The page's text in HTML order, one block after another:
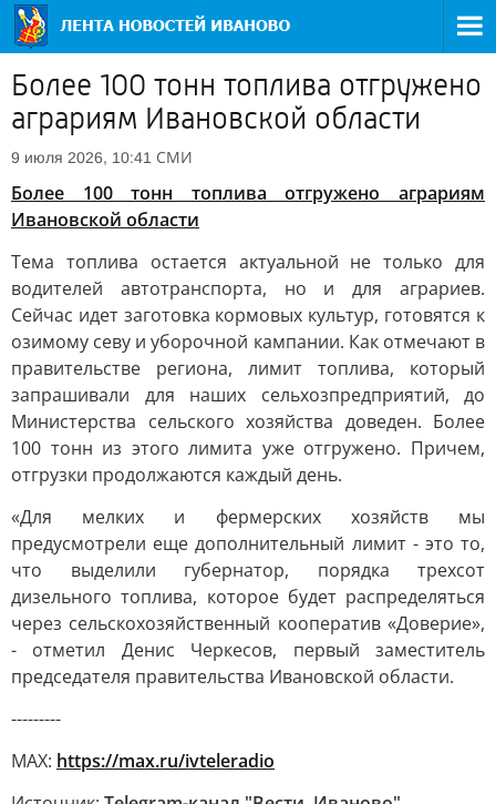
Более 100 тонн топлива отгружено
аграриям Ивановской области
9 июля 2026, 10:41 СМИ
Более 100 тонн топлива отгружено аграриям
Ивановской области
Тема топлива остается актуальной не только для
водителей автотранспорта, но и для аграриев.
Сейчас идет заготовка кормовых культур, готовятся к
озимому севу и уборочной кампании. Как отмечают в
правительстве региона, лимит топлива, который
запрашивали для наших сельхозпредприятий, до
Министерства сельского хозяйства доведен. Более
100 тонн из этого лимита уже отгружено. Причем,
отгрузки продолжаются каждый день.
«Для мелких и фермерских хозяйств мы
предусмотрели еще дополнительный лимит - это то,
что выделили губернатор, порядка трехсот
дизельного топлива, которое будет распределяться
через сельскохозяйственный кооператив «Доверие»,
- отметил Денис Черкесов, первый заместитель
председателя правительства Ивановской области.
---------
MAX: https://max.ru/ivteleradio